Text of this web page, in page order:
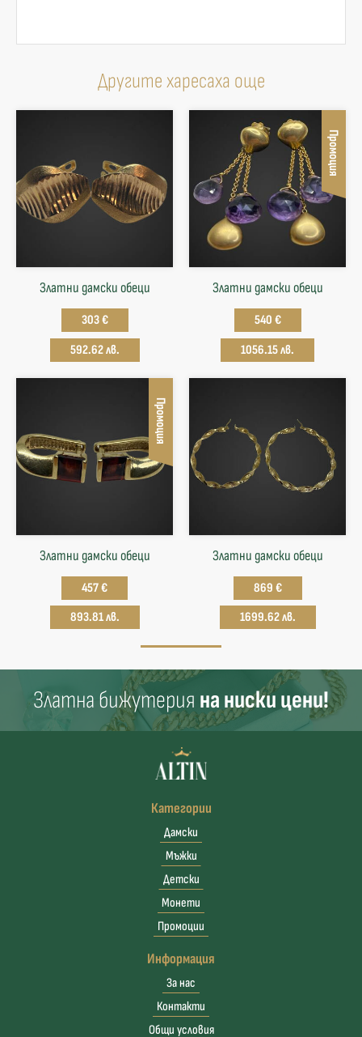
Другите харесаха още
Златни дамски обеци
303 €
592.62 лв.
Промоция
Златни дамски обеци
540 €
1056.15 лв.
Промоция
Златни дамски обеци
457 €
893.81 лв.
Златни дамски обеци
869 €
1699.62 лв.
Златна бижутерия на ниски цени!
Категории
Дамски
Мъжки
Детски
Монети
Промоции
Информация
За нас
Контакти
Общи условия